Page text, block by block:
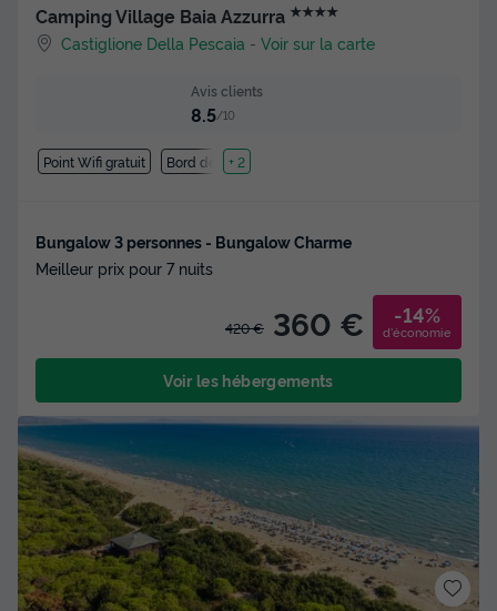
Camping Village Baia Azzurra ★★★★
Castiglione Della Pescaia -Voir sur la carte
Avis clients
8.5/10
Point Wifi gratuit Bord de mer
+ 2
Bungalow 3 personnes - Bungalow Charme
Meilleur prix pour 7 nuits
420 € 360 € -14%
d'économie
Voir les hébergements